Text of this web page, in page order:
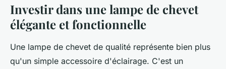
Investir dans une lampe de chevet
élégante et fonctionnelle
Une lampe de chevet de qualité représente bien plus
qu'un simple accessoire d'éclairage. C'est un